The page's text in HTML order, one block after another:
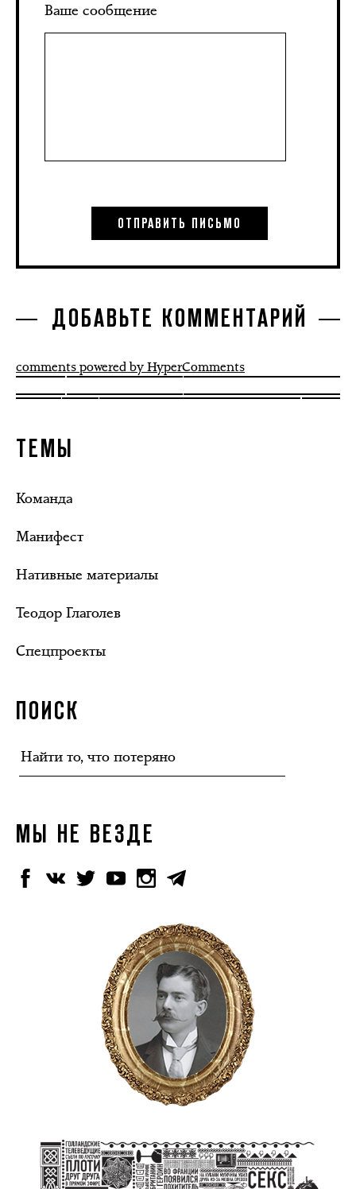
Ваше сообщение
ДОБАВЬТЕ КОММЕНТАРИЙ
comments powered by HyperComments
ТЕМЫ
Команда
Манифест
Нативные материалы
Теодор Глаголев
Спецпроекты
ПОИСК
МЫ НЕ ВЕЗДЕ